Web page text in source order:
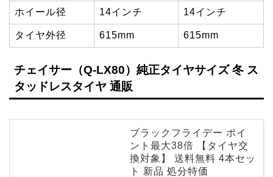
ホイール径 14インチ 14インチ
タイヤ外径 615mm 615mm
チェイサー（Q-LX80）純正タイヤサイズ 冬 ス
タッドレスタイヤ 通販
ブラックフライデー ポイ
ント最大38倍 【タイヤ交
換対象】 送料無料 4本セッ
ト 新品 処分特価